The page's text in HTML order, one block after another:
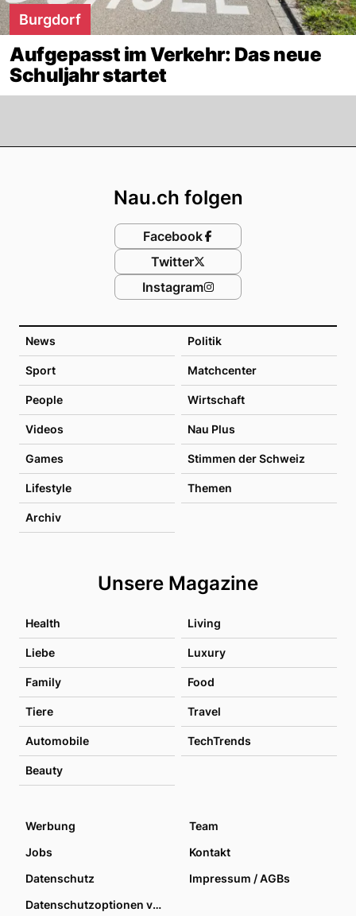
Burgdorf
Aufgepasst im Verkehr: Das neue
Schuljahr startet
News Politik
Sport Matchcenter
People Wirtschaft
Videos Nau Plus
Games Stimmen der Schweiz
Lifestyle Themen
Archiv
Unsere Magazine
Health Living
Liebe Luxury
Family Food
Tiere Travel
Automobile TechTrends
Beauty
Nau.ch folgen
Facebook
Twitter
Instagram
Werbung
Team
Jobs
Kontakt
Datenschutz
Impressum / AGBs
Datenschutzoptionen verwalten